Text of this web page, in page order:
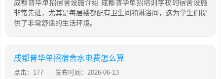
成都普华单招宿舍设施介绍 成都普华单招培训学校的宿舍设施
非常先进，尤其是每层楼都配有卫生间和淋浴间，这为学生们提
供了非常舒适的生活环境。
成都普华单招宿舍水电费怎么算
点击：177 发布时间：2026-06-13